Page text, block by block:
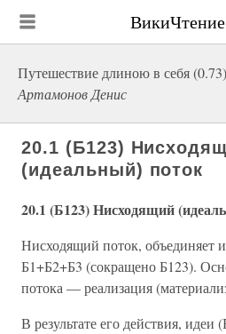
ВикиЧтение
Путешествие длиною в себя (0.73)
Артамонов Денис
20.1 (Б123)
(идеальный) поток
20.1 (Б123) Нисходящий
Нисходящий поток, объединяет
Б1+Б2+Б3 (сокращено Б123).
потока — реализация
В результате его действия,